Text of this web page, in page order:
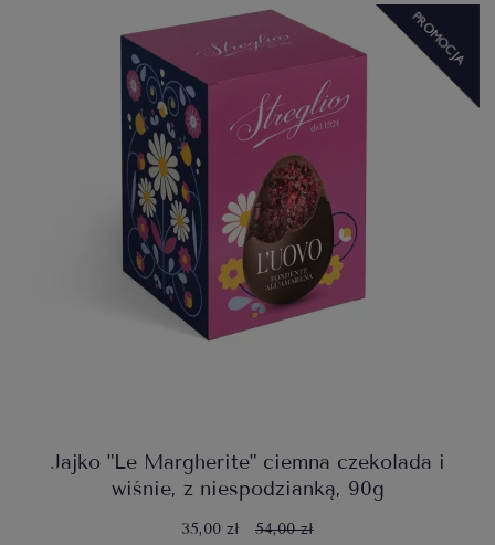
Jajko "Le Margherite" ciemna czekolada i
wiśnie, z niespodzianką, 90g
35,00 zł 54,00 zł